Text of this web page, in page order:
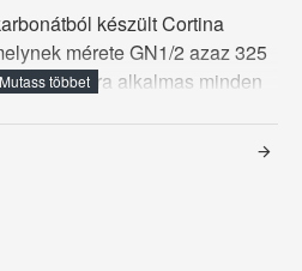
készült Cortina
mérete GN1/2 azaz 325
mm a búra alkalmas minden